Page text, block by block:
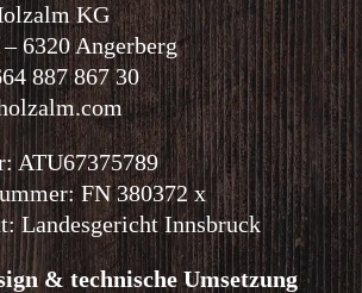
KG
6320 Angerberg
887 867 30
ATU67375789
FN 380372 x
Landesgericht Innsbruck
& technische Umsetzung